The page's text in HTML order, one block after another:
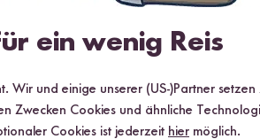
ein wenig Reis
Wir und einige unserer (US-)Partner
Zwecken Cookies und ähnliche
Cookies ist jederzeit hier möglich.